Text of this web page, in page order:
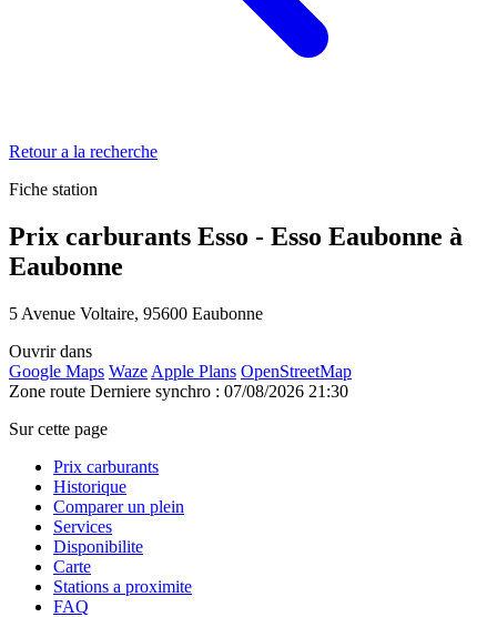
Retour a la recherche
Fiche station
Prix carburants Esso - Esso Eaubonne à
Eaubonne
5 Avenue Voltaire, 95600 Eaubonne
Ouvrir dans
Google Maps Waze Apple Plans OpenStreetMap
Zone route Derniere synchro : 07/08/2026 21:30
Sur cette page
Prix carburants
Historique
Comparer un plein
Services
Disponibilite
Carte
Stations a proximite
FAQ